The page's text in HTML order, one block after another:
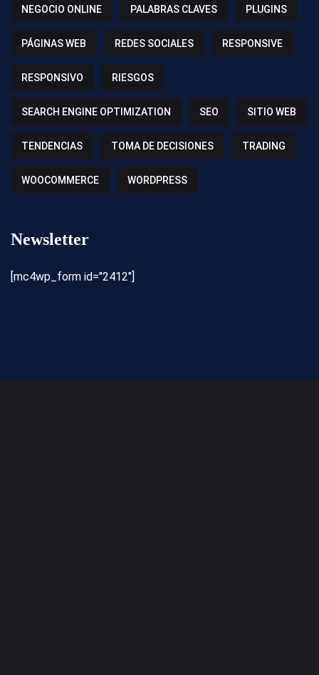
NEGOCIO ONLINE PALABRAS CLAVES PLUGINS
PÁGINAS WEB REDES SOCIALES RESPONSIVE
RESPONSIVO RIESGOS
SEARCH ENGINE OPTIMIZATION SEO SITIO WEB
TENDENCIAS TOMA DE DECISIONES TRADING
WOOCOMMERCE WORDPRESS
Newsletter
[mc4wp_form id="2412"]